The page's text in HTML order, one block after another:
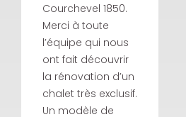
Courchevel 1850.
Merci à toute
l’équipe qui nous
ont fait découvrir
la rénovation d’un
chalet très exclusif.
Un modèle de